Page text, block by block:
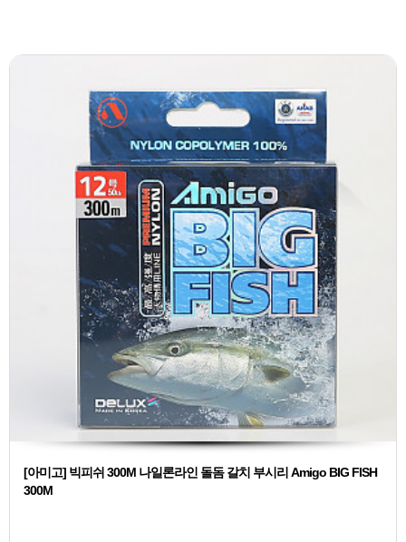
[아미고] 빅피쉬 300M 나일론라인 돌돔 갈치 부시리 Amigo BIG FISH
300M